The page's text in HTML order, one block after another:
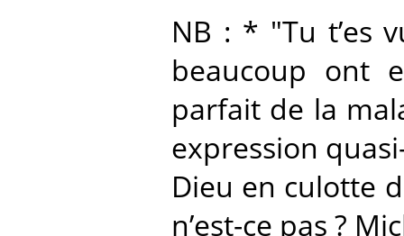
NB : * "Tu t’es
beaucoup ont
parfait de la
expression
Dieu en culotte
n’est-ce pas ?